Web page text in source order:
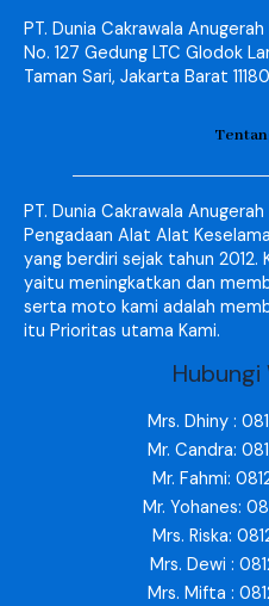
PT. Dunia Cakrawala
No. 127 Gedung LTC Glodok
Taman Sari, Jakarta Barat 11180
PT. Dunia Cakrawala
Pengadaan Alat Alat
yang berdiri sejak tahun 2012.
yaitu meningkatkan dan
serta moto kami adalah
itu Prioritas utama Kami.
Hubungi
Mrs. Dhiny :
Mr. Candra:
Mr. Fahmi:
Mr. Yohanes:
Mrs. Riska:
Mrs. Dewi :
Mrs. Mifta :